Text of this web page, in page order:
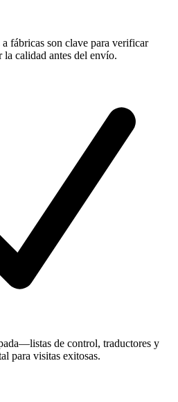
fábricas son clave para verificar
la calidad antes del envío.
de control, traductores y
para visitas exitosas.